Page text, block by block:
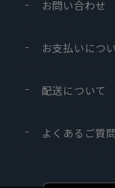
お問い合わせ
お支払いにつ
配送について
よくあるご質